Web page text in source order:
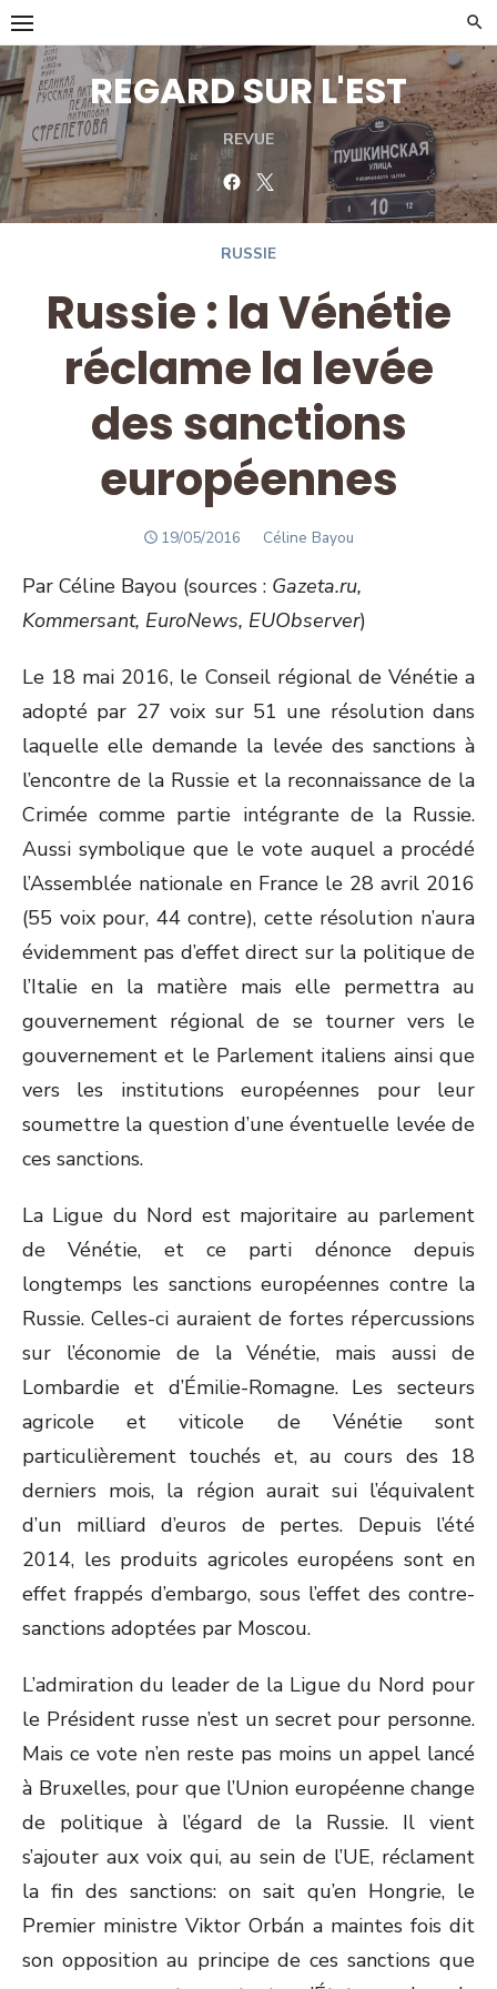
Skip
to
content
REGARD SUR L'EST
REVUE
FacebookTwitter
RUSSIE
Russie : la Vénétie
réclame la levée
des sanctions
européennes
POSTED
19/05/2016 Author
Céline Bayou
Par Céline Bayou (sources : Gazeta.ru,
Kommersant, EuroNews, EUObserver)
Le 18 mai 2016, le Conseil régional de Vénétie a
adopté par 27 voix sur 51 une résolution dans
laquelle elle demande la levée des sanctions à
l’encontre de la Russie et la reconnaissance de la
Crimée comme partie intégrante de la Russie.
Aussi symbolique que le vote auquel a procédé
l’Assemblée nationale en France le 28 avril 2016
(55 voix pour, 44 contre), cette résolution n’aura
évidemment pas d’effet direct sur la politique de
l’Italie en la matière mais elle permettra au
gouvernement régional de se tourner vers le
gouvernement et le Parlement italiens ainsi que
vers les institutions européennes pour leur
soumettre la question d’une éventuelle levée de
ces sanctions.
La Ligue du Nord est majoritaire au parlement
de Vénétie, et ce parti dénonce depuis
longtemps les sanctions européennes contre la
Russie. Celles-ci auraient de fortes répercussions
sur l’économie de la Vénétie, mais aussi de
Lombardie et d’Émilie-Romagne. Les secteurs
agricole et viticole de Vénétie sont
particulièrement touchés et, au cours des 18
derniers mois, la région aurait sui l’équivalent
d’un milliard d’euros de pertes. Depuis l’été
2014, les produits agricoles européens sont en
effet frappés d’embargo, sous l’effet des contre-
sanctions adoptées par Moscou.
L’admiration du leader de la Ligue du Nord pour
le Président russe n’est un secret pour personne.
Mais ce vote n’en reste pas moins un appel lancé
à Bruxelles, pour que l’Union européenne change
de politique à l’égard de la Russie. Il vient
s’ajouter aux voix qui, au sein de l’UE, réclament
la fin des sanctions: on sait qu’en Hongrie, le
Premier ministre Viktor Orbán a maintes fois dit
son opposition au principe de ces sanctions que